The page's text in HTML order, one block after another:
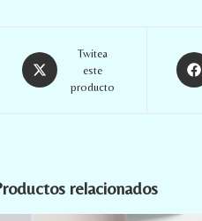
Twitea
este
producto
relacionados